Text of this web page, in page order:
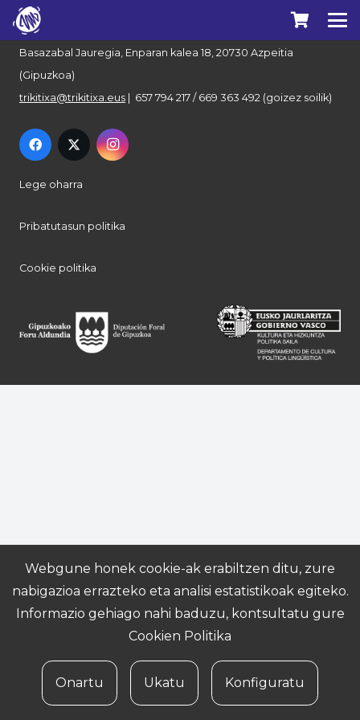
Euskal Herriko Trikitixa Elkartea
Basazabal Jauregia, Enparan kalea 18, 20730 Azpeitia
(Gipuzkoa)
trikitixa@trikitixa.eus | 657 794 217 / 669 363 492 (goizez soilik)
Lege oharra
Pribatutasun politika
Cookie politika
Webgune honek cookie-ak erabiltzen ditu, zure
nabigazioa errazteko eta analisi estatistikoak egiteko.
Informazio gehiago nahi baduzu, kontsultatu gure
Cookien Politika
Onartu Ukatu Konfiguratu